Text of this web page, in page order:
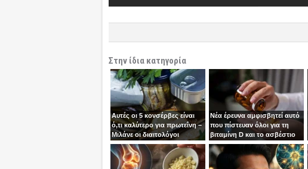
Στην ίδια κατηγορία
Αυτές οι 5 κονσέρβες είναι
ό,τι καλύτερο για πρωτεΐνη –
Μιλάνε οι διαιτολόγοι
Νέα έρευνα αμφισβητεί αυτό
που πίστευαν όλοι για τη
βιταμίνη D και το ασβέστιο